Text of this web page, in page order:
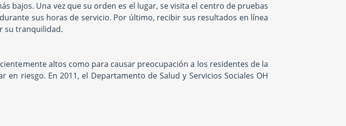
bajos. Una vez que su orden es el lugar, se visita el centro de pruebas
sus horas de servicio. Por último, recibir sus resultados en línea
su tranquilidad.
altos como para causar preocupación a los residentes de la
riesgo. En 2011, el Departamento de Salud y Servicios Sociales OH